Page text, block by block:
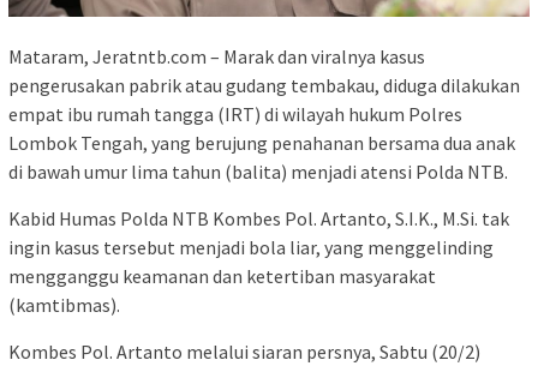
Mataram, Jeratntb.com – Marak dan viralnya kasus
pengerusakan pabrik atau gudang tembakau, diduga dilakukan
empat ibu rumah tangga (IRT) di wilayah hukum Polres
Lombok Tengah, yang berujung penahanan bersama dua anak
di bawah umur lima tahun (balita) menjadi atensi Polda NTB.
Kabid Humas Polda NTB Kombes Pol. Artanto, S.I.K., M.Si. tak
ingin kasus tersebut menjadi bola liar, yang menggelinding
mengganggu keamanan dan ketertiban masyarakat
(kamtibmas).
Kombes Pol. Artanto melalui siaran persnya, Sabtu (20/2)